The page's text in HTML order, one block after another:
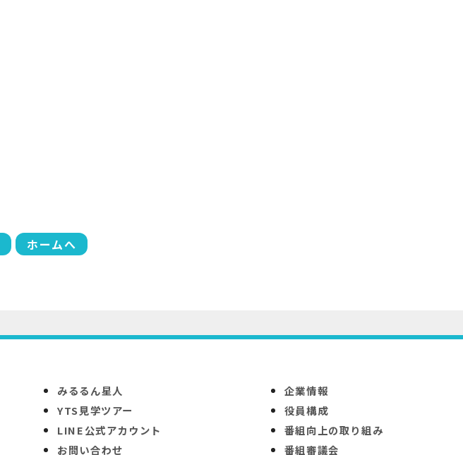
ホームへ
みるるん星人
YTS見学ツアー
LINE公式アカウント
お問い合わせ
企業情報
役員構成
番組向上の取り組み
番組審議会